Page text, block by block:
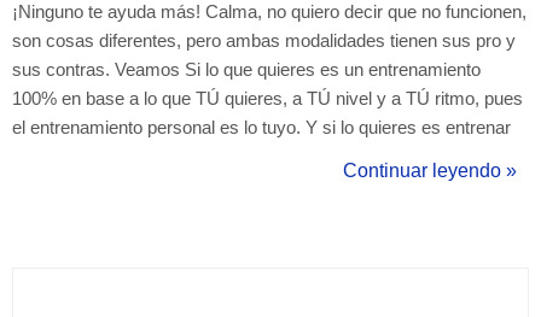
¡Ninguno te ayuda más! Calma, no quiero decir que no funcionen,
son cosas diferentes, pero ambas modalidades tienen sus pro y
sus contras. Veamos Si lo que quieres es un entrenamiento
100% en base a lo que TÚ quieres, a TÚ nivel y a TÚ ritmo, pues
el entrenamiento personal es lo tuyo. Y si lo quieres es entrenar
sea general y para todos los niveles, el entrenamiento grupal...
Continuar leyendo »